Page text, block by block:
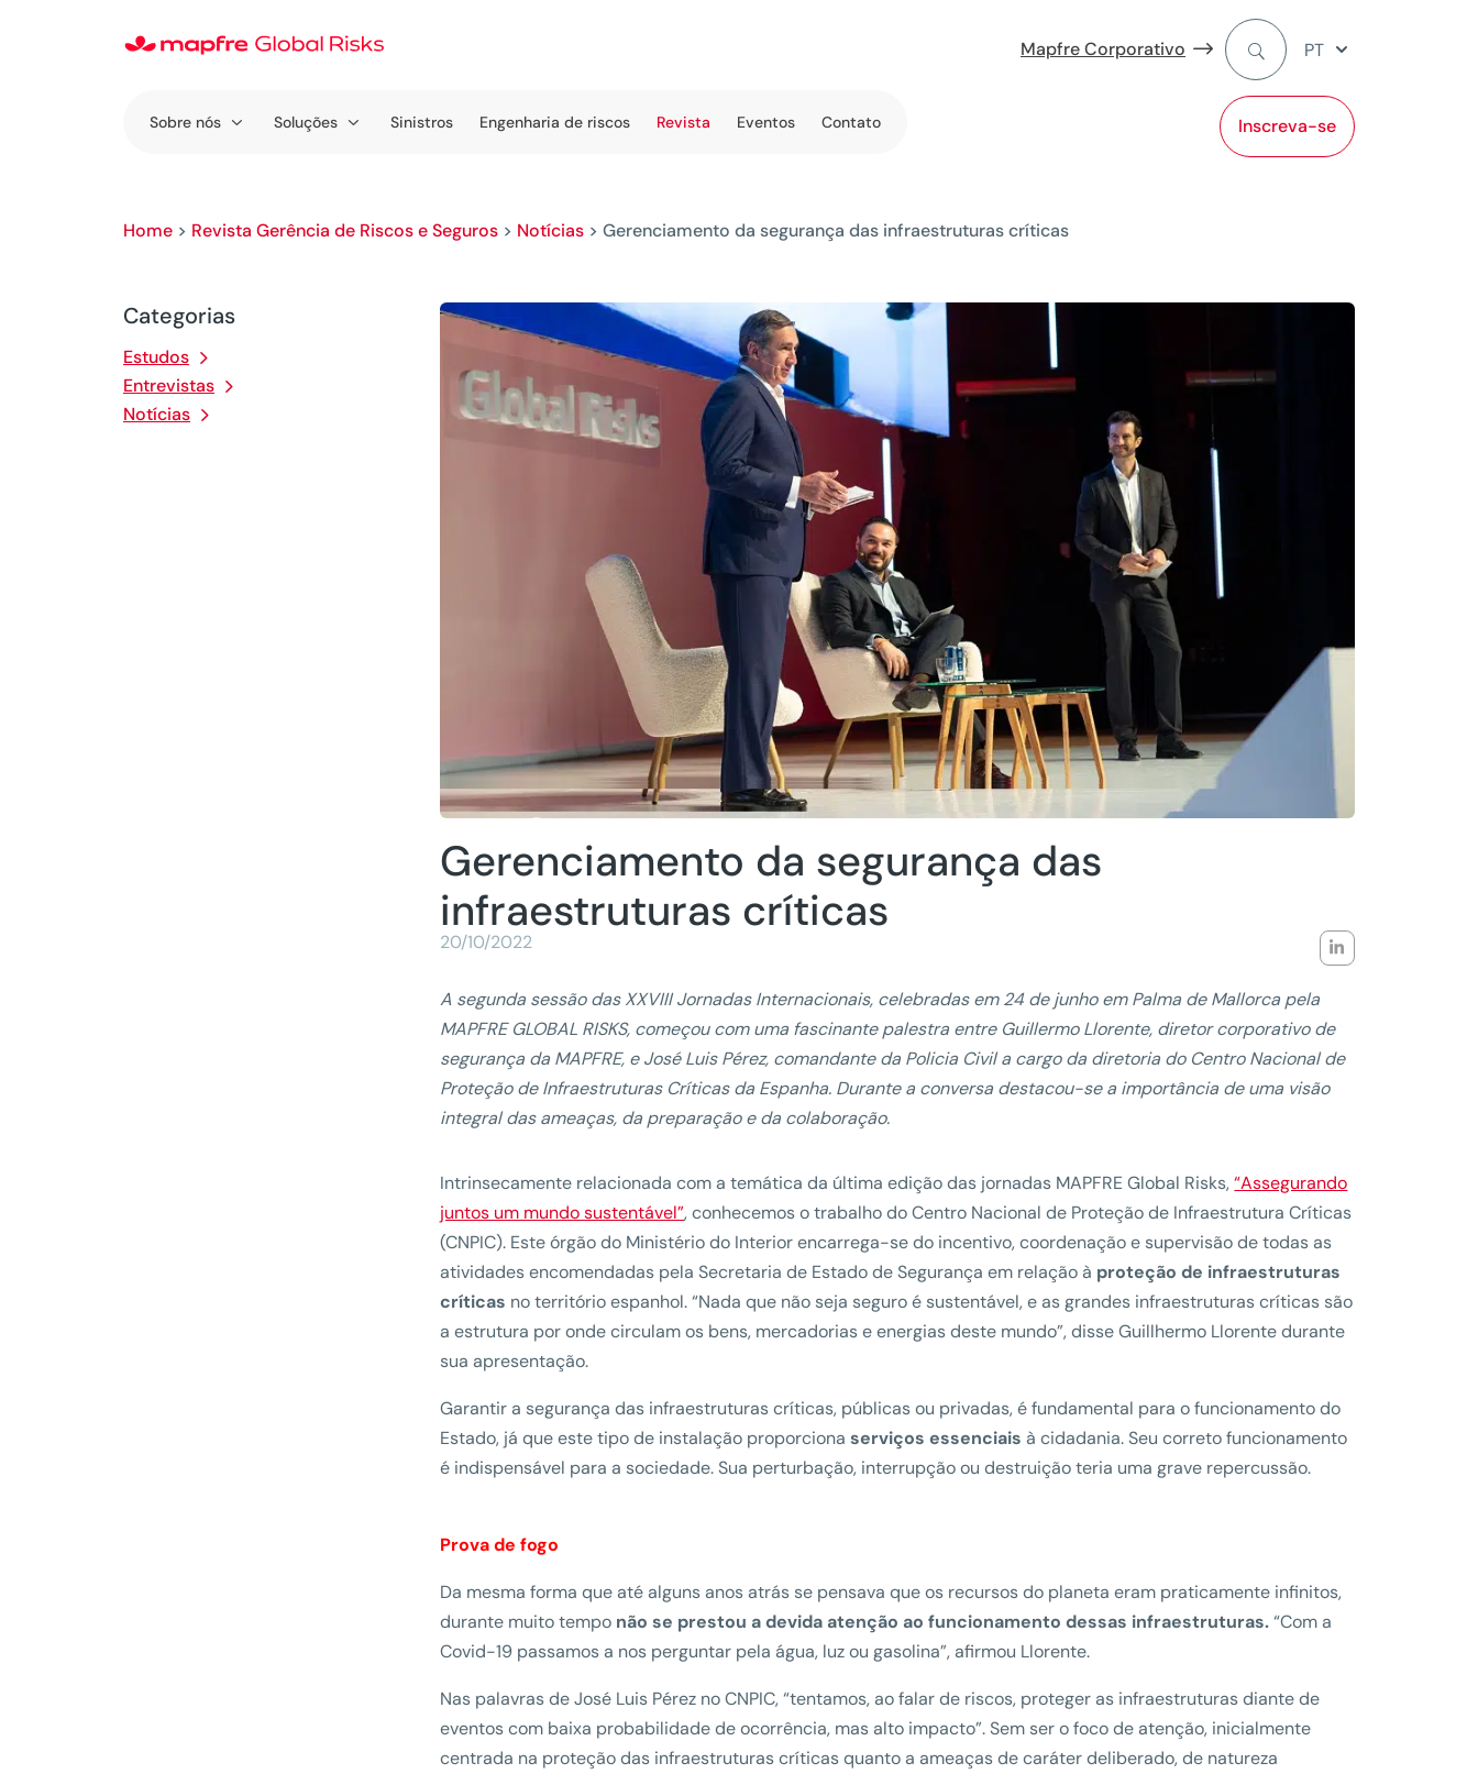
Mapfre Corporativo
Inscreva-se
PT
Sobre nós Soluções Sinistros Engenharia de riscos Revista Eventos Contato
Home > Revista Gerência de Riscos e Seguros > Notícias > Gerenciamento da segurança das infraestruturas críticas
Categorias
Estudos
Entrevistas
Notícias
Gerenciamento da segurança das
infraestruturas críticas
20/10/2022
A segunda sessão das XXVIII Jornadas Internacionais, celebradas em 24 de junho em Palma de Mallorca pela
MAPFRE GLOBAL RISKS, começou com uma fascinante palestra entre Guillermo Llorente, diretor corporativo de
segurança da MAPFRE, e José Luis Pérez, comandante da Policia Civil a cargo da diretoria do Centro Nacional de
Proteção de Infraestruturas Críticas da Espanha. Durante a conversa destacou-se a importância de uma visão
integral das ameaças, da preparação e da colaboração.
Intrinsecamente relacionada com a temática da última edição das jornadas MAPFRE Global Risks,“Assegurando
juntos um mundo sustentável”, conhecemos o trabalho do Centro Nacional de Proteção de Infraestrutura Críticas
(CNPIC). Este órgão do Ministério do Interior encarrega-se do incentivo, coordenação e supervisão de todas as
atividades encomendadas pela Secretaria de Estado de Segurança em relação à proteção de infraestruturas
críticas no território espanhol. “Nada que não seja seguro é sustentável, e as grandes infraestruturas críticas são
a estrutura por onde circulam os bens, mercadorias e energias deste mundo”, disse Guillhermo Llorente durante
sua apresentação.
Garantir a segurança das infraestruturas críticas, públicas ou privadas, é fundamental para o funcionamento do
Estado, já que este tipo de instalação proporcionaserviços essenciais à cidadania. Seu correto funcionamento
é indispensável para a sociedade. Sua perturbação, interrupção ou destruição teria uma grave repercussão.
Prova de fogo
Da mesma forma que até alguns anos atrás se pensava que os recursos do planeta eram praticamente infinitos,
durante muito tempo não se prestou a devida atenção ao funcionamento dessas infraestruturas.“Com a
Covid-19 passamos a nos perguntar pela água, luz ou gasolina”, afirmou Llorente.
Nas palavras de José Luis Pérez no CNPIC, “tentamos, ao falar de riscos, proteger as infraestruturas diante de
eventos com baixa probabilidade de ocorrência, mas alto impacto”. Sem ser o foco de atenção, inicialmente
centrada na proteção das infraestruturas críticas quanto a ameaças de caráter deliberado, de natureza